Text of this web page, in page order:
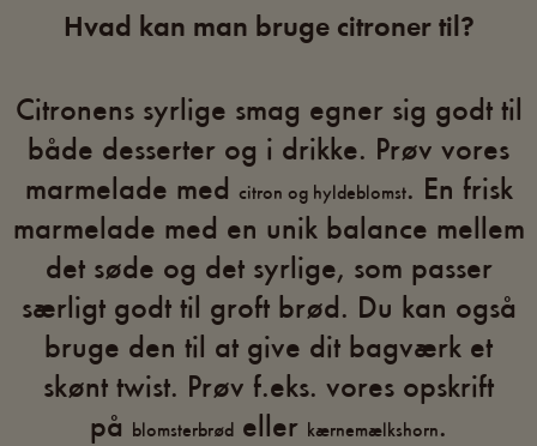
Hvad kan man bruge citroner til?
Citronens syrlige smag egner sig godt til
både desserter og i drikke. Prøv vores
marmelade med citron og hyldeblomst. En frisk
marmelade med en unik balance mellem
det søde og det syrlige, som passer
særligt godt til groft brød. Du kan også
bruge den til at give dit bagværk et
skønt twist. Prøv f.eks. vores opskrift
på blomsterbrød eller kærnemælkshorn.